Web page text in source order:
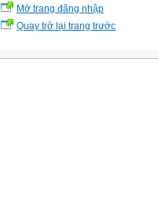
Mở trang đăng nhập
Quay trở lại trang trước